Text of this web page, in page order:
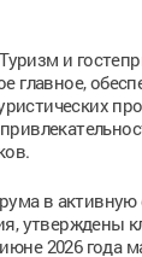
и
главное,
в
утверждены
2026 года